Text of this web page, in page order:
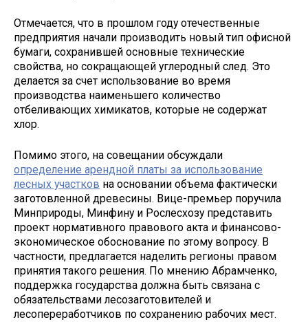
Отмечается, что в прошлом году отечественные
предприятия начали производить новый тип офисной
бумаги, сохранившей основные технические
свойства, но сокращающей углеродный след. Это
делается за счет использование во время
производства наименьшего количество
отбеливающих химикатов, которые не содержат
хлор.
Помимо этого, на совещании обсуждали
определение арендной платы за использование
лесных участков на основании объема фактически
заготовленной древесины. Вице-премьер поручила
Минприроды, Минфину и Рослесхозу представить
проект нормативного правового акта и финансово-
экономическое обоснование по этому вопросу. В
частности, предлагается наделить регионы правом
принятия такого решения. По мнению Абрамченко,
поддержка государства должна быть связана с
обязательствами лесозаготовителей и
лесопереработчиков по сохранению рабочих мест.